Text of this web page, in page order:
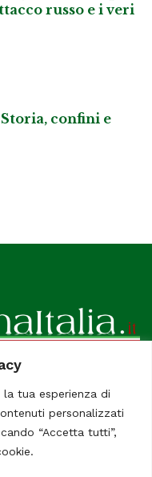
tua esperienza di
personalizzati
“Accetta tutti”,
russo e i veri
Storia, confini e
online preferito.
residenti all'estero.
online indipendente